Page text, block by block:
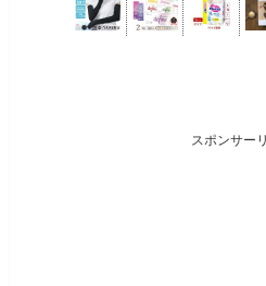
スポンサー